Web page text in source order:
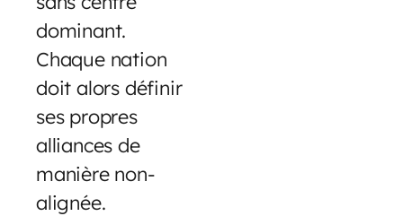
dominant.
Chaque nation
doit alors définir
ses propres
alliances de
manière non-
alignée.